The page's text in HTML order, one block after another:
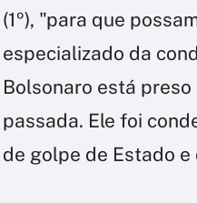
(1º), "para que
especializado da
Bolsonaro está
passada. Ele foi
de golpe de Estado